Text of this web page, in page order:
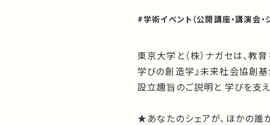
#学術イベント（公開講座・講演会・
東京大学と（株）ナガセは、教
学びの創造学』未来社会協創
設立趣旨のご説明と 学びを支
★あなたのシェアが、ほかの誰